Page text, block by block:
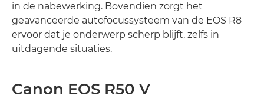
in de nabewerking. Bovendien zorgt het
geavanceerde autofocussysteem van de EOS R8
ervoor dat je onderwerp scherp blijft, zelfs in
uitdagende situaties.
Canon EOS R50 V